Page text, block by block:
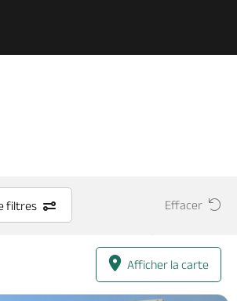
filtres Effacer
Afficher la carte